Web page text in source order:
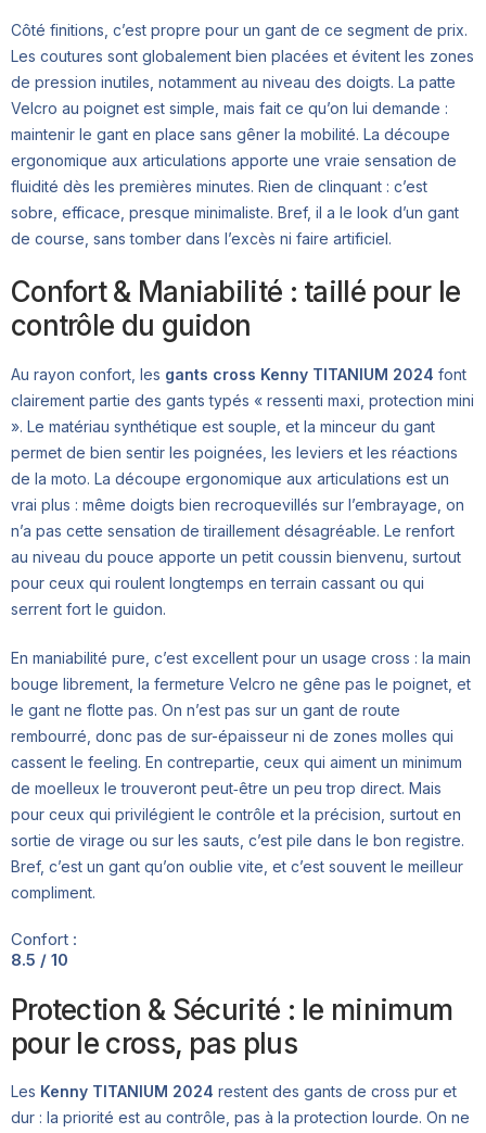
Côté finitions, c’est propre pour un gant de ce segment de prix.
Les coutures sont globalement bien placées et évitent les zones
de pression inutiles, notamment au niveau des doigts. La patte
Velcro au poignet est simple, mais fait ce qu’on lui demande :
maintenir le gant en place sans gêner la mobilité. La découpe
ergonomique aux articulations apporte une vraie sensation de
fluidité dès les premières minutes. Rien de clinquant : c’est
sobre, efficace, presque minimaliste. Bref, il a le look d’un gant
de course, sans tomber dans l’excès ni faire artificiel.
Confort & Maniabilité : taillé pour le
contrôle du guidon
Au rayon confort, les gants cross Kenny TITANIUM 2024 font
clairement partie des gants typés « ressenti maxi, protection mini
». Le matériau synthétique est souple, et la minceur du gant
permet de bien sentir les poignées, les leviers et les réactions
de la moto. La découpe ergonomique aux articulations est un
vrai plus : même doigts bien recroquevillés sur l’embrayage, on
n’a pas cette sensation de tiraillement désagréable. Le renfort
au niveau du pouce apporte un petit coussin bienvenu, surtout
pour ceux qui roulent longtemps en terrain cassant ou qui
serrent fort le guidon.
En maniabilité pure, c’est excellent pour un usage cross : la main
bouge librement, la fermeture Velcro ne gêne pas le poignet, et
le gant ne flotte pas. On n’est pas sur un gant de route
rembourré, donc pas de sur-épaisseur ni de zones molles qui
cassent le feeling. En contrepartie, ceux qui aiment un minimum
de moelleux le trouveront peut‑être un peu trop direct. Mais
pour ceux qui privilégient le contrôle et la précision, surtout en
sortie de virage ou sur les sauts, c’est pile dans le bon registre.
Bref, c’est un gant qu’on oublie vite, et c’est souvent le meilleur
compliment.
Confort :
8.5 / 10
Protection & Sécurité : le minimum
pour le cross, pas plus
Les Kenny TITANIUM 2024 restent des gants de cross pur et
dur : la priorité est au contrôle, pas à la protection lourde. On ne